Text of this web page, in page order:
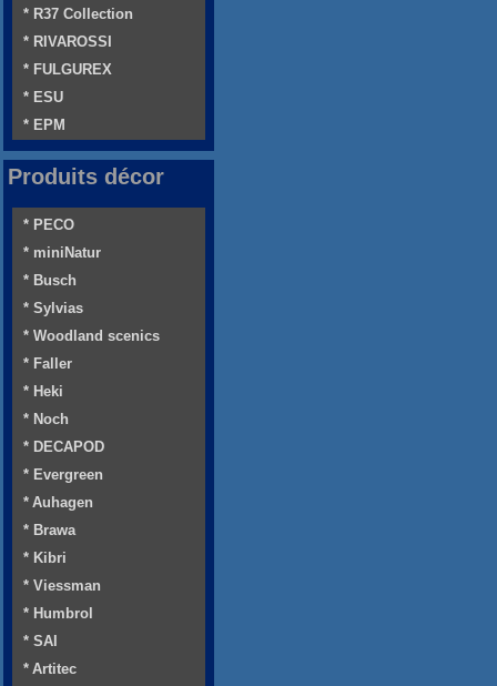
* R37 Collection
* RIVAROSSI
* FULGUREX
* ESU
* EPM
Produits décor
* PECO
* miniNatur
* Busch
* Sylvias
* Woodland scenics
* Faller
* Heki
* Noch
* DECAPOD
* Evergreen
* Auhagen
* Brawa
* Kibri
* Viessman
* Humbrol
* SAI
* Artitec